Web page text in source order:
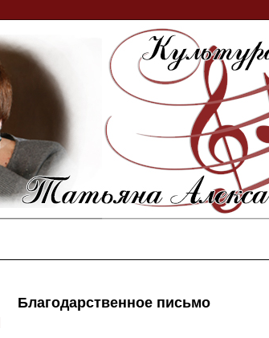
Благодарственное письмо